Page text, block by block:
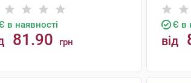
в наявності
81.90 грн
Є в
від